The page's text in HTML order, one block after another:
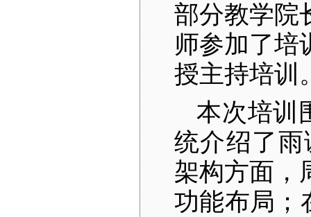
部分教学院
师参加了培
授主持培训
本次培训
统介绍了雨
架构方面，
功能布局；